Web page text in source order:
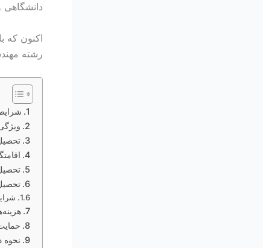
دانشگاهی
اکنون که
رشته
نحوه